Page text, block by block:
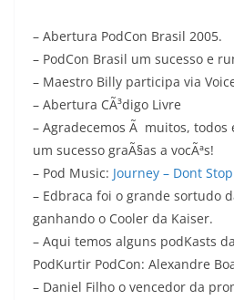
– Abertura PodCon Brasil 2005.
– PodCon Brasil um sucesso e
– Maestro Billy participa via
– Abertura CÃ³digo Livre
– Agradecemos Ã muitos, todos
um sucesso graÃ§as a vocÃªs!
– Pod Music: Journey – Dont
– Edbraca foi o grande sortudo
ganhando o Cooler da Kaiser.
– Aqui temos alguns podKasts
PodKurtir PodCon: Alexandre
– Daniel Filho o vencedor da